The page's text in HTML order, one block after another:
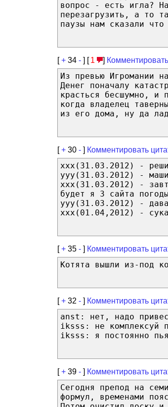
вопрос - есть игла?
перезагрузить, а то
паузы нам сказали
[+ 34 - ] [ 1 ]
Из превью Игромании
Денег поначалу
красться бесшумно, и
когда владелец
из его дома, ну да
[+ 30 - ] Комментировать
xxx(31.03.2012) -
yyy(31.03.2012) -
xxx(31.03.2012) -
будет я 3 сайта
yyy(31.03.2012) -
xxx(01.04,2012) -
[+ 35 - ] Комментировать
Котята вышли из-под
[+ 32 - ] Комментировать
anst: нет, надо
iksss: не комплексуй
iksss: я постоянно
[+ 39 - ] Комментировать
Сегодня препод на
формул, временами